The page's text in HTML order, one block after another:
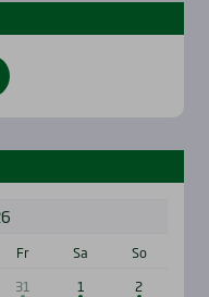
Fr Sa
So
31 1
2